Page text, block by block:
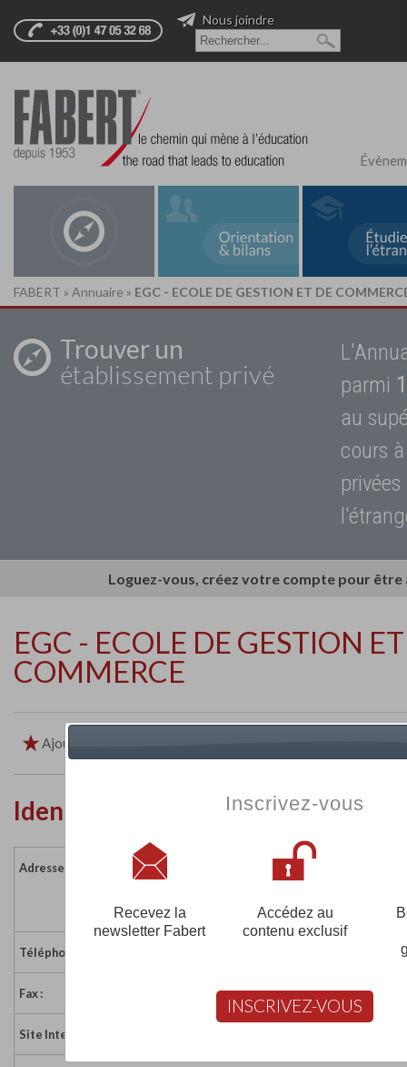
Nous joindre
FABERT » Annuaire » EGC - ECOLE DE GESTION ET DE
Trouver un
établissement privé
parmi
au
cours
Loguez-vous, créez votre compte pour
EGC - ECOLE DE GESTION
COMMERCE
Ajouter aux favoris
Identité de l'établissement
Adresse :
52-74 rue Barthélémy de Laffemas
Téléphone :
Fax : 04 75 43 84 11
Site Internet :
Inscrivez-vous
Recevez la
newsletter Fabert
Accédez au
contenu exclusif
INSCRIVEZ-VOUS